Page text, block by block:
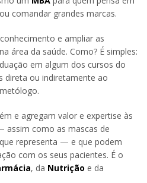
comandar grandes marcas.
e ampliar as
área da saúde. Como? É simples:
em algum dos cursos do
direta ou indiretamente ao
e agregam valor e expertise às
assim como as mascas de
representa — e que podem
com os seus pacientes. É o
, da Nutrição e da